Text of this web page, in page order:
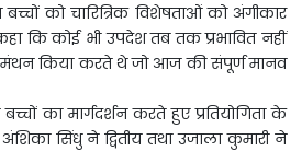
को चारित्रिक विशेषताओं को अंगीकार
कि कोई भी उपदेश तब तक प्रभावित नहीं
मंथन किया करते थे जो आज की संपूर्ण मानव
का मार्गदर्शन करते हुए प्रतियोगिता के
सिंधु ने द्वितीय तथा उजाला कुमारी ने